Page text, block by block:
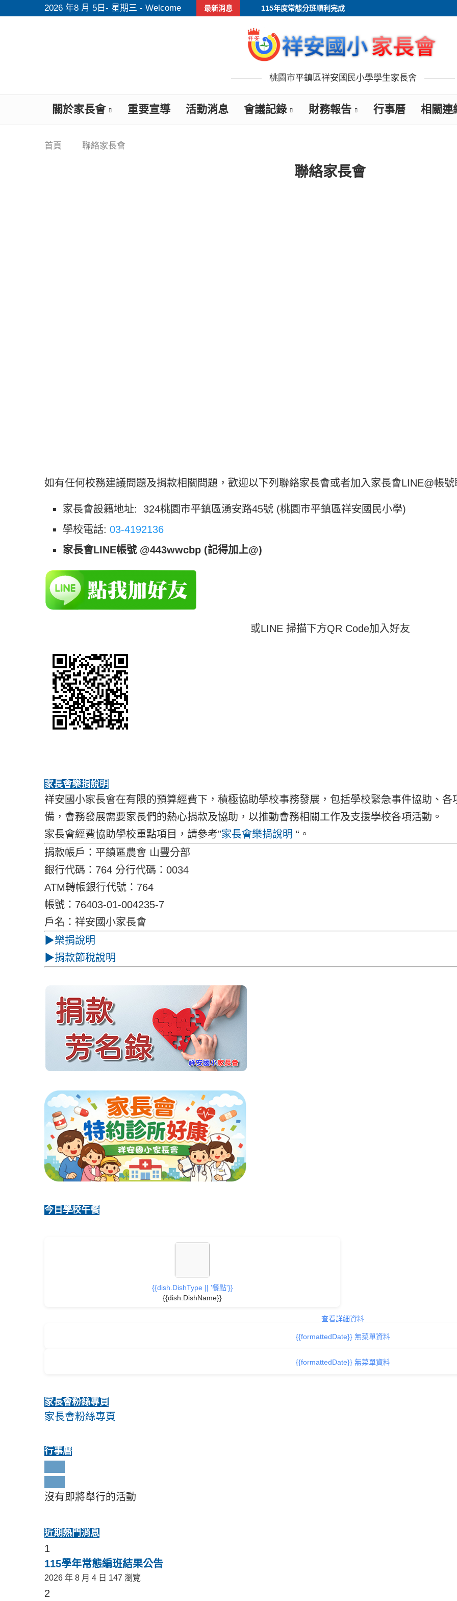
2026 年8 月 5日- 星期三 - Welcome 最新消息 115年度常態分班順利完成
桃園市平鎮區祥安國民小學學生家長會
關於家長會 重要宣導 活動消息 會議記錄 財務報告 行事曆 相關連
首頁 聯絡家長會
聯絡家長會
如有任何校務建議問題及捐款相關問題，歡迎以下列聯絡家長會或者加入家長會LINE@帳號
家長會設籍地址: 324桃園市平鎮區湧安路45號 (桃園市平鎮區祥安國民小學)
學校電話: 03-4192136
家長會LINE帳號 @443wwcbp (記得加上@)
或LINE 掃描下方QR Code加入好友
家長會樂捐說明
祥安國小家長會在有限的預算經費下，積極協助學校事務發展，包括學校緊急事件協助、
備，會務發展需要家長們的熱心捐款及協助，以推動會務相關工作及支援學校各項活動。
家長會經費協助學校重點項目，請參考”家長會樂捐說明 “。
捐款帳戶：平鎮區農會 山豐分部
銀行代碼：764 分行代碼：0034
ATM轉帳銀行代號：764
帳號：76403-01-004235-7
戶名：祥安國小家長會
▶樂捐說明
▶捐款節稅說明
今日學校午餐
{{dish.DishType || '餐點'}}
{{dish.DishName}}
查看詳細資料
{{formattedDate}} 無菜單資料
{{formattedDate}} 無菜單資料
家長會粉絲專頁
家長會粉絲專頁
行事曆
沒有即將舉行的活動
近期熱門消息
1
115學年常態編班結果公告
2026 年 8 月 4 日 147 瀏覽
2